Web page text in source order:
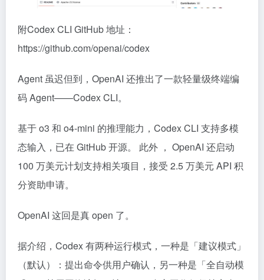
附Codex CLI GitHub 地址：
https://github.com/openai/codex
Agent 虽迟但到，OpenAI 还推出了一款轻量级终端编
码 Agent——Codex CLI。
基于 o3 和 o4-mini 的推理能力，Codex CLI 支持多模
态输入，已在 GitHub 开源。 此外 ， OpenAI 还启动
100 万美元计划支持相关项目，接受 2.5 万美元 API 积
分资助申请。
OpenAI 这回是真 open 了。
据介绍，Codex 有两种运行模式，一种是「建议模式」
（默认）：提出命令供用户确认，另一种是「全自动模